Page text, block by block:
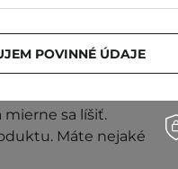
prípravok
sa líšiť.
Máte nejaké
POVINNÉ ÚDAJE